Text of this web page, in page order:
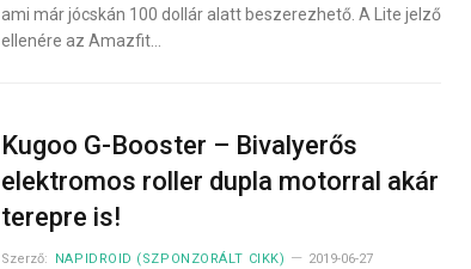
ami már jócskán 100 dollár alatt beszerezhető. A Lite jelző
ellenére az Amazfit…
Kugoo G-Booster – Bivalyerős
elektromos roller dupla motorral akár
terepre is!
Szerző: NAPIDROID (SZPONZORÁLT CIKK) 2019-06-27